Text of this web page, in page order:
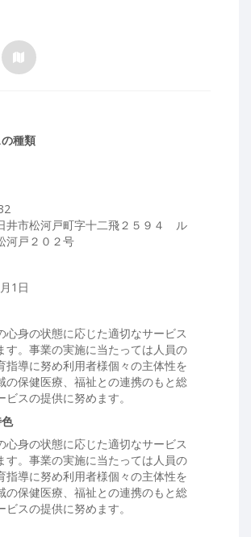
種類
井市松河戸町字十二飛２５９４ ル
河戸２０２号
1日
心身の状態に応じた適切なサービス
す。事業の実施に当たっては人員の
指導に努め利用者様個々の主体性を
の保健医療、福祉との連携のもと総
ビスの提供に努めます。
心身の状態に応じた適切なサービス
す。事業の実施に当たっては人員の
指導に努め利用者様個々の主体性を
の保健医療、福祉との連携のもと総
ビスの提供に努めます。